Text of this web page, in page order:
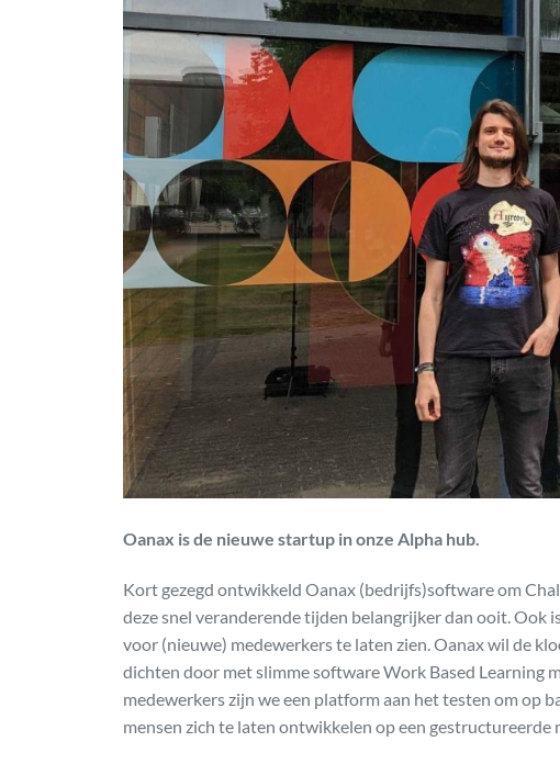
Oanax is de nieuwe startup in onze Alpha hub.
Kort gezegd ontwikkeld Oanax (bedrijfs)software om
deze snel veranderende tijden belangrijker dan ooit.
voor (nieuwe) medewerkers te laten zien. Oanax wil de
dichten door met slimme software Work Based Learning
medewerkers zijn we een platform aan het testen om op
mensen zich te laten ontwikkelen op een gestructureerde